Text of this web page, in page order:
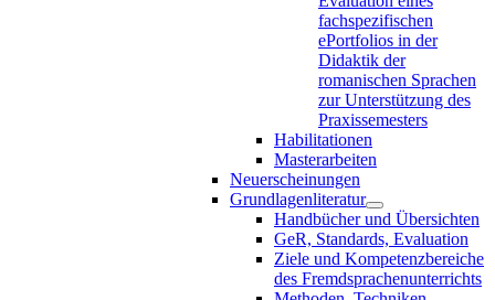
fachspezifischen
ePortfolios in der
Didaktik der
romanischen Sprachen
zur Unterstützung des
Praxissemesters
Habilitationen
Masterarbeiten
Neuerscheinungen
Grundlagenliteratur
Handbücher und Übersichten
GeR, Standards, Evaluation
Ziele und Kompetenzbereiche
des Fremdsprachenunterrichts